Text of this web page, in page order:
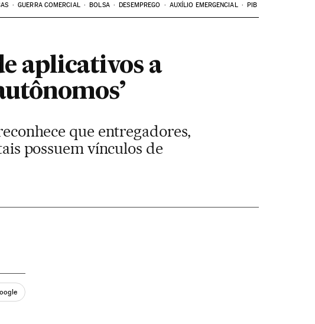
GUERRA COMERCIAL BOLSA DESEMPREGO AUXÍLIO EMERGENCIAL PIB
aplicativos a
que entregadores,
possuem vínculos de